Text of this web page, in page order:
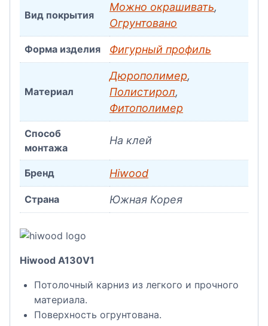
Вид покрытия
Можно окрашивать,
Огрунтовано
Форма изделия Фигурный профиль
Материал
Дюрополимер,
Полистирол,
Фитополимер
Способ
монтажа
На клей
Бренд Hiwood
Страна Южная Корея
Hiwood A130V1
Потолочный карниз из легкого и прочного
материала.
Поверхность огрунтована.